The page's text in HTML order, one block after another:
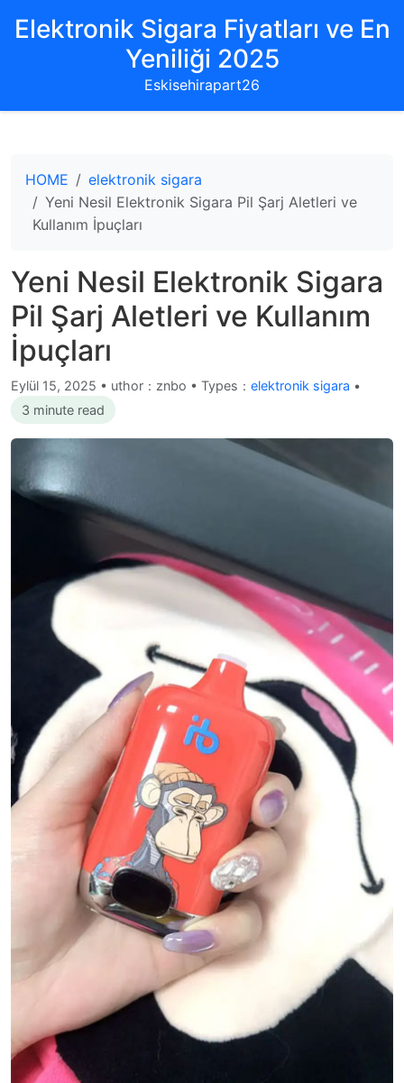
Elektronik Sigara Fiyatları ve En
Yeniliği 2025
Eskisehirapart26
HOME
elektronik sigara
Yeni Nesil Elektronik Sigara Pil Şarj Aletleri ve
Kullanım İpuçları
Yeni Nesil Elektronik Sigara
Pil Şarj Aletleri ve Kullanım
İpuçları
Eylül 15, 2025 • uthor：znbo • Types： elektronik sigara •
3 minute read